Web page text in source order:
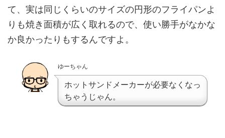
て、実は同じくらいのサイズの円形のフライパンよ
りも焼き面積が広く取れるので、使い勝手がなかな
か良かったりもするんですよ。
ゆーちゃん
ホットサンドメーカーが必要なくなっ
ちゃうじゃん。